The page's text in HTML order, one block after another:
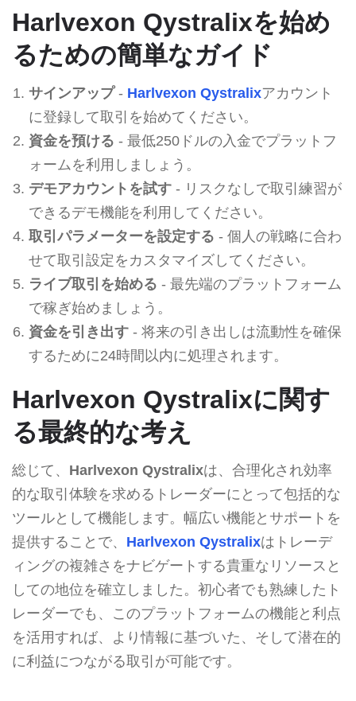
Harlvexon Qystralixを始め
るための簡単なガイド
サインアップ- Harlvexon Qystralixアカウント
に登録して取引を始めてください。
資金を預ける - 最低250ドルの入金でプラットフ
ォームを利用しましょう。
デモアカウントを試す- リスクなしで取引練習が
できるデモ機能を利用してください。
取引パラメーターを設定する - 個人の戦略に合わ
せて取引設定をカスタマイズしてください。
ライブ取引を始める - 最先端のプラットフォーム
で稼ぎ始めましょう。
資金を引き出す- 将来の引き出しは流動性を確保
するために24時間以内に処理されます。
Harlvexon Qystralixに関す
る最終的な考え
総じて、 Harlvexon Qystralixは、合理化され効率
的な取引体験を求めるトレーダーにとって包括的な
ツールとして機能します。幅広い機能とサポートを
提供することで、 Harlvexon Qystralixはトレーデ
ィングの複雑さをナビゲートする貴重なリソースと
しての地位を確立しました。初心者でも熟練したト
レーダーでも、このプラットフォームの機能と利点
を活用すれば、より情報に基づいた、そして潜在的
に利益につながる取引が可能です。